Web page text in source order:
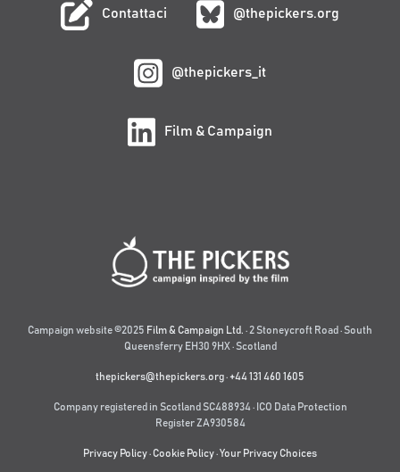
Contattaci @thepickers.org
@thepickers_it
Film & Campaign
Campaign website ©2025 Film & Campaign Ltd. · 2 Stoneycroft Road · South
Queensferry EH30 9HX · Scotland
thepickers@thepickers.org·+44 131 460 1605
Company registered in Scotland SC488934 · ICO Data Protection
Register ZA930584
Privacy Policy· Cookie Policy·Your Privacy Choices